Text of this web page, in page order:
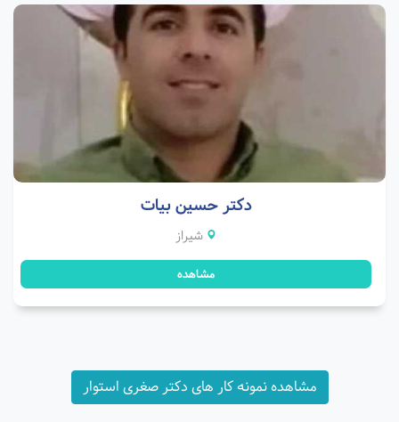
دکتر حسین بیات
شیراز
مشاهده
مشاهده نمونه کار های دکتر صغری استوار